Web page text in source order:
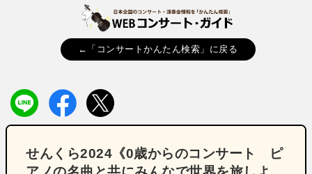
←「コンサートかんたん検索」に戻る
せんくら2024《0歳からのコンサート ピ